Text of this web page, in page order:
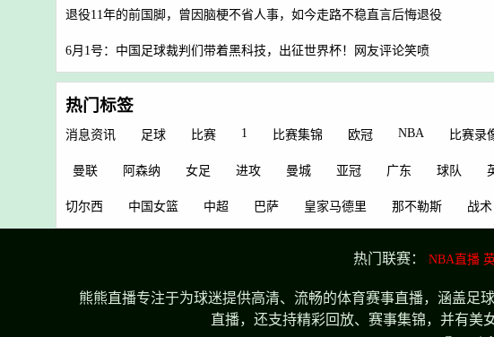
退役11年的前国脚，曾因脑梗不省人事，如今走路不稳直言后悔退役
6月1号：中国足球裁判们带着黑科技，出征世界杯！网友评论笑喷
热门标签
消息资讯 足球 比赛 1 比赛集锦 欧冠 NBA 比赛录
曼联 阿森纳 女足 进攻 曼城 亚冠 广东 球队
切尔西 中国女篮 中超 巴萨 皇家马德里 那不勒斯 战术
热门联赛： NBA直播
熊熊直播专注于为球迷提供高清、流畅的体育赛事直播，涵盖
直播，还支持精彩回放、赛事集锦，并有美